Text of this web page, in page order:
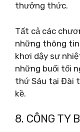
thưởng thức.
Tất cả các
những thông
khơi dậy sự
những buổi tối
thứ Sáu tại Đài
kề.
8. CÔNG TY